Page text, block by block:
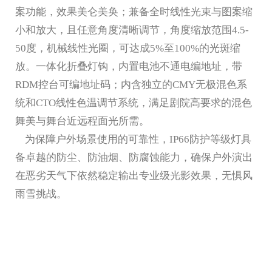
案功能，效果美仑美奂；兼备全时线性光束与图案缩
小和放大，且任意角度清晰调节，角度缩放范围4.5-
50度，机械线性光圈，可达成5%至100%的光斑缩
放。一体化折叠灯钩，内置电池不通电编地址，带
RDM控台可编地址码；内含独立的CMY无极混色系
统和CTO线性色温调节系统，满足剧院高要求的混色
舞美与舞台近远程面光所需。
为保障户外场景使用的可靠性，IP66防护等级灯具
备卓越的防尘、防油烟、防腐蚀能力，确保户外演出
在恶劣天气下依然稳定输出专业级光影效果，无惧风
雨雪挑战。